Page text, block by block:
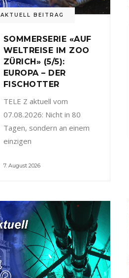
AKTUELL BEITRAG
SOMMERSERIE «AUF
WELTREISE IM ZOO
ZÜRICH» (5/5):
EUROPA – DER
FISCHOTTER
TELE Z aktuell vom
07.08.2026: Nicht in 80
Tagen, sondern an einem
einzigen
7. August 2026